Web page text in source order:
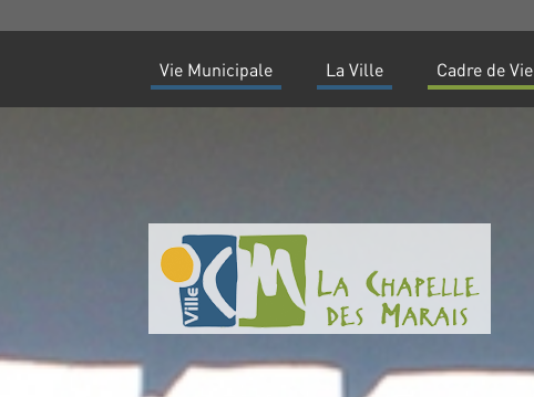
Vie Municipale La Ville Cadre de Vie